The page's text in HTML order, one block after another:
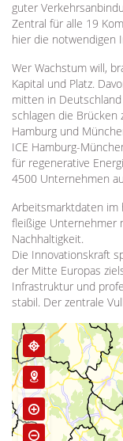
guter
Zentral für alle 19
hier die notwendigen
Wer Wachstum will,
Kapital und Platz.
mitten in
schlagen die Brücken
Hamburg und
ICE Hamburg-
für regenerative
4500 Unternehmen
Arbeitsmarktdaten im
fleißige Unternehmer
Nachhaltigkeit.
Die Innovationskraft
der Mitte Europas
Infrastruktur und
stabil. Der zentrale